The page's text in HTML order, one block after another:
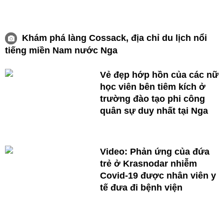
Khám phá làng Cossack, địa chỉ du lịch nổi
tiếng miền Nam nước Nga
Vẻ đẹp hớp hồn của các nữ
học viên bên tiêm kích ở
trường đào tạo phi công
quân sự duy nhất tại Nga
Video: Phản ứng của đứa
trẻ ở Krasnodar nhiễm
Covid-19 được nhân viên y
tế đưa đi bệnh viện